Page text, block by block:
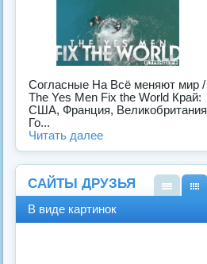
Согласные На Всё меняют мир /
The Yes Men Fix the World Край:
США, Франция, Великобритания
Го...
Читать далее
САЙТЫ ДРУЗЬЯ
В виде картинок